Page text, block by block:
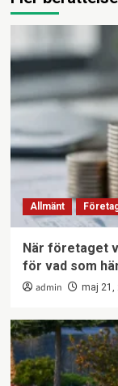
Allmänt
När företaget
för vad som
admin maj 21,